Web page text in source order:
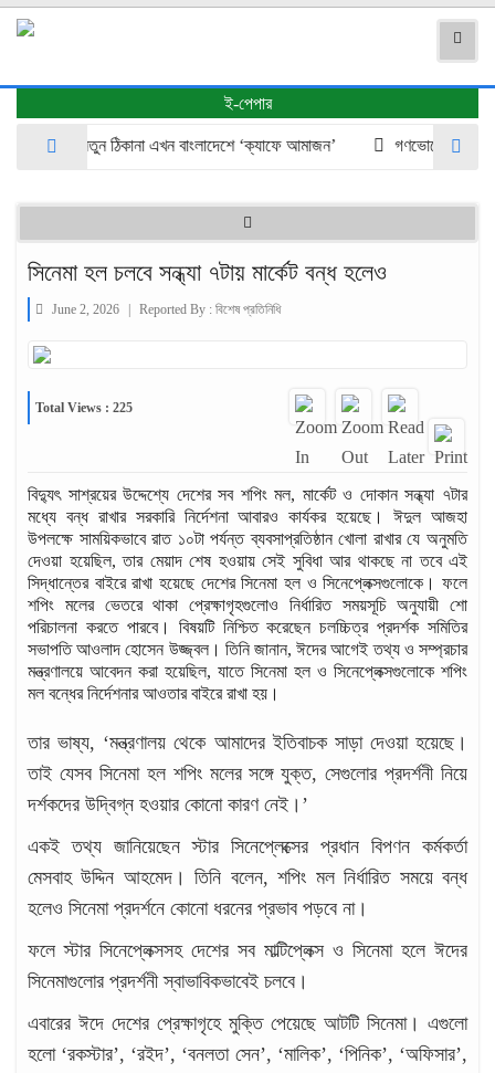
ই-পেপার
নতুন ঠিকানা এখন বাংলাদেশে ‘ক্যাফে আমাজন’ গণভোটের রায় ও
সিনেমা হল চলবে সন্ধ্যা ৭টায় মার্কেট বন্ধ হলেও
June 2, 2026 Reported By : বিশেষ প্রতিনিধি
Total Views : 225
বিদ্যুৎ সাশ্রয়ের উদ্দেশ্যে দেশের সব শপিং মল, মার্কেট ও দোকান সন্ধ্যা ৭টার
মধ্যে বন্ধ রাখার সরকারি নির্দেশনা আবারও কার্যকর হয়েছে। ঈদুল আজহা
উপলক্ষে সাময়িকভাবে রাত ১০টা পর্যন্ত ব্যবসাপ্রতিষ্ঠান খোলা রাখার যে অনুমতি
দেওয়া হয়েছিল, তার মেয়াদ শেষ হওয়ায় সেই সুবিধা আর থাকছে না তবে এই
সিদ্ধান্তের বাইরে রাখা হয়েছে দেশের সিনেমা হল ও সিনেপ্লেক্সগুলোকে। ফলে
শপিং মলের ভেতরে থাকা প্রেক্ষাগৃহগুলোও নির্ধারিত সময়সূচি অনুযায়ী শো
পরিচালনা করতে পারবে। বিষয়টি নিশ্চিত করেছেন চলচ্চিত্র প্রদর্শক সমিতির
সভাপতি আওলাদ হোসেন উজ্জ্বল। তিনি জানান, ঈদের আগেই তথ্য ও সম্প্রচার
মন্ত্রণালয়ে আবেদন করা হয়েছিল, যাতে সিনেমা হল ও সিনেপ্লেক্সগুলোকে শপিং
মল বন্ধের নির্দেশনার আওতার বাইরে রাখা হয়।
তার ভাষ্য, ‘মন্ত্রণালয় থেকে আমাদের ইতিবাচক সাড়া দেওয়া হয়েছে।
তাই যেসব সিনেমা হল শপিং মলের সঙ্গে যুক্ত, সেগুলোর প্রদর্শনী নিয়ে
দর্শকদের উদ্বিগ্ন হওয়ার কোনো কারণ নেই।’
একই তথ্য জানিয়েছেন স্টার সিনেপ্লেক্সের প্রধান বিপণন কর্মকর্তা
মেসবাহ উদ্দিন আহমেদ। তিনি বলেন, শপিং মল নির্ধারিত সময়ে বন্ধ
হলেও সিনেমা প্রদর্শনে কোনো ধরনের প্রভাব পড়বে না।
ফলে স্টার সিনেপ্লেক্সসহ দেশের সব মাল্টিপ্লেক্স ও সিনেমা হলে ঈদের
সিনেমাগুলোর প্রদর্শনী স্বাভাবিকভাবেই চলবে।
এবারের ঈদে দেশের প্রেক্ষাগৃহে মুক্তি পেয়েছে আটটি সিনেমা। এগুলো
হলো ‘রকস্টার’, ‘রইদ’, ‘বনলতা সেন’, ‘মালিক’, ‘পিনিক’, ‘অফিসার’,